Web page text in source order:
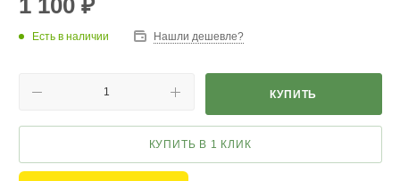
1 100₽
Есть в наличии Нашли дешевле?
КУПИТЬ
КУПИТЬ В 1 КЛИК